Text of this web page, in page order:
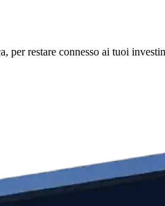
restare connesso ai tuoi